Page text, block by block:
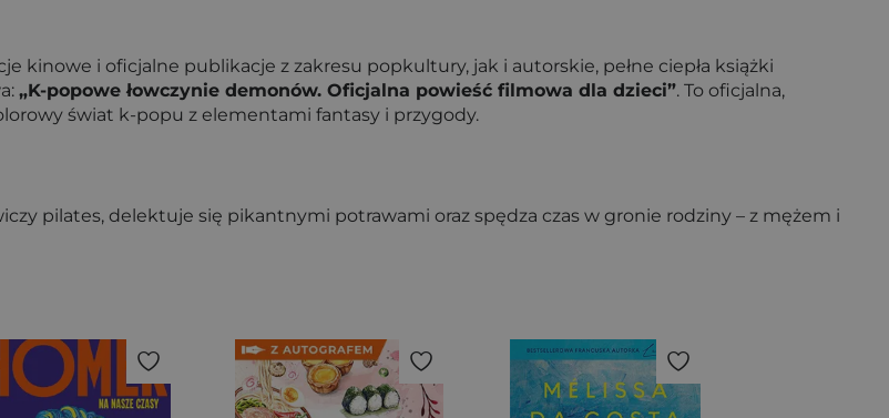
kinowe i oficjalne publikacje z zakresu popkultury, jak i autorskie, pełne ciepła książki
„K-popowe łowczynie demonów. Oficjalna powieść filmowa dla dzieci”. To oficjalna,
świat k-popu z elementami fantasy i przygody.
pilates, delektuje się pikantnymi potrawami oraz spędza czas w gronie rodziny – z mężem i